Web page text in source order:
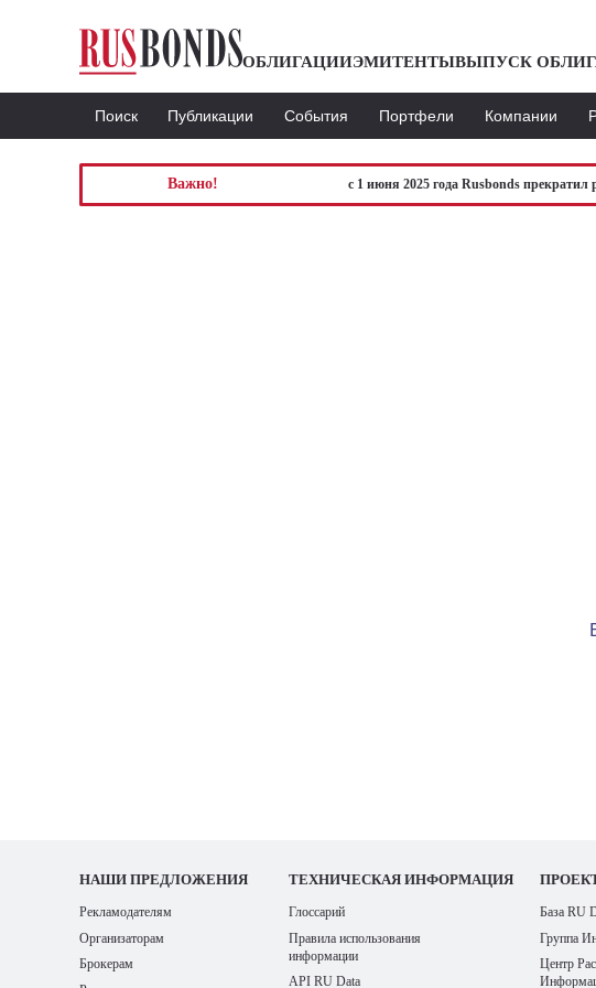
ОБЛИГАЦИИЭМИТЕНТЫВЫПУСК
Поиск Публикации События Портфели Компании
Важно! с 1 июня 2025 года Rusbonds
НАШИ ПРЕДЛОЖЕНИЯ
Рекламодателям
Организаторам
Брокерам
ТЕХНИЧЕСКАЯ ИНФОРМАЦИЯ
Глоссарий
Правила использования
информации
API RU Data
База RU
Группа
Центр